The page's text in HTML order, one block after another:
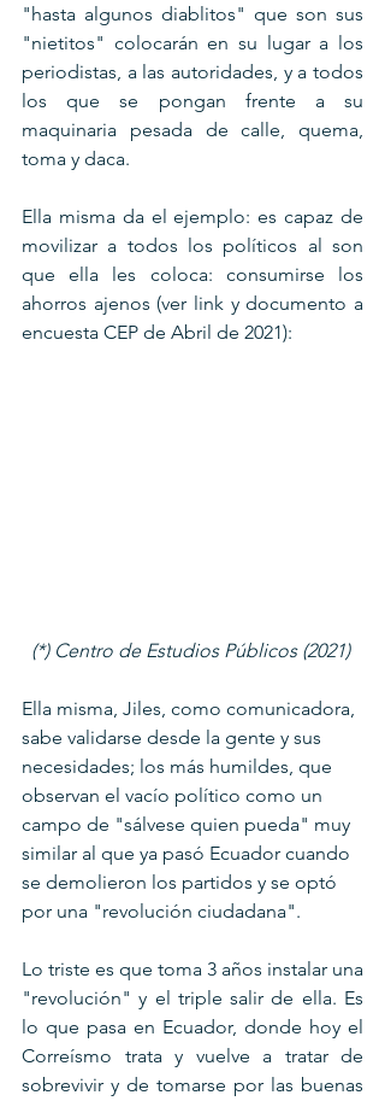
"hasta algunos diablitos" que son sus
"nietitos" colocarán en su lugar a los
periodistas, a las autoridades, y a todos
los que se pongan frente a su
maquinaria pesada de calle, quema,
toma y daca.
Ella misma da el ejemplo: es capaz de
movilizar a todos los políticos al son
que ella les coloca: consumirse los
ahorros ajenos (ver link y documento a
encuesta CEP de Abril de 2021):
(*) Centro de Estudios Públicos (2021)
Ella misma, Jiles, como comunicadora,
sabe validarse desde la gente y sus
necesidades; los más humildes, que
observan el vacío político como un
campo de "sálvese quien pueda" muy
similar al que ya pasó Ecuador cuando
se demolieron los partidos y se optó
por una "revolución ciudadana".
Lo triste es que toma 3 años instalar una
"revolución" y el triple salir de ella. Es
lo que pasa en Ecuador, donde hoy el
Correísmo trata y vuelve a tratar de
sobrevivir y de tomarse por las buenas